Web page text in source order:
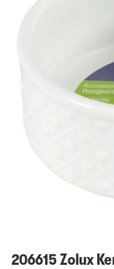
Prijavi se
206615 Zolux